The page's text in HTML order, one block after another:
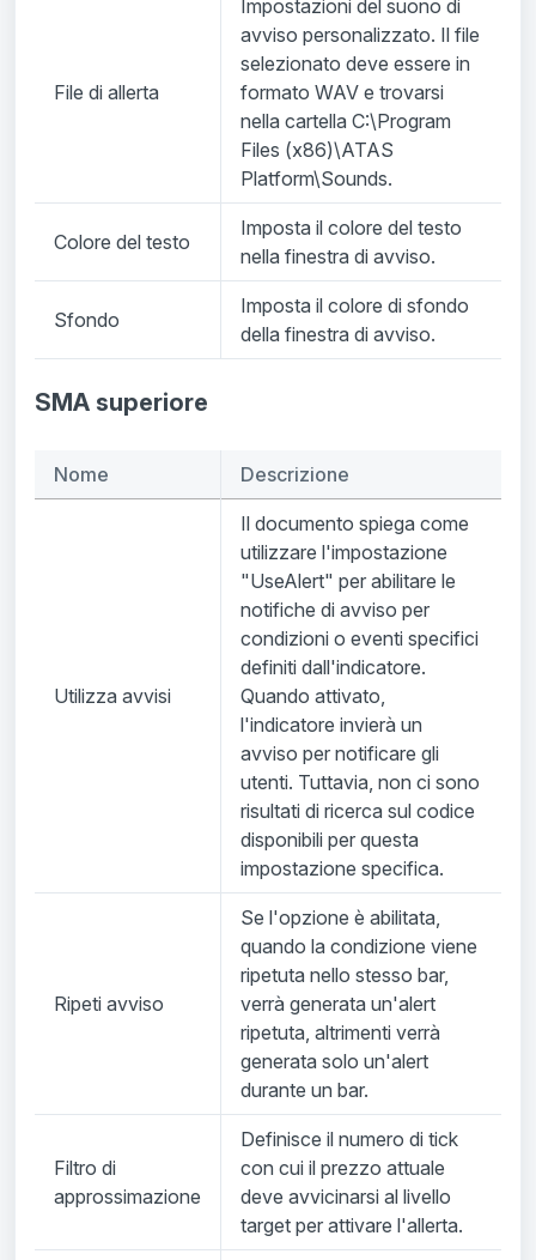
File di allerta
Impostazioni del suono di
avviso personalizzato. Il file
selezionato deve essere in
formato WAV e trovarsi
nella cartella C:\Program
Files (x86)\ATAS
Platform\Sounds.
Colore del testo
Imposta il colore del testo
nella finestra di avviso.
Sfondo
Imposta il colore di sfondo
della finestra di avviso.
SMA superiore
Nome Descrizione
Utilizza avvisi
Il documento spiega come
utilizzare l'impostazione
"UseAlert" per abilitare le
notifiche di avviso per
condizioni o eventi specifici
definiti dall'indicatore.
Quando attivato,
l'indicatore invierà un
avviso per notificare gli
utenti. Tuttavia, non ci sono
risultati di ricerca sul codice
disponibili per questa
impostazione specifica.
Ripeti avviso
Se l'opzione è abilitata,
quando la condizione viene
ripetuta nello stesso bar,
verrà generata un'alert
ripetuta, altrimenti verrà
generata solo un'alert
durante un bar.
Filtro di
approssimazione
Definisce il numero di tick
con cui il prezzo attuale
deve avvicinarsi al livello
target per attivare l'allerta.